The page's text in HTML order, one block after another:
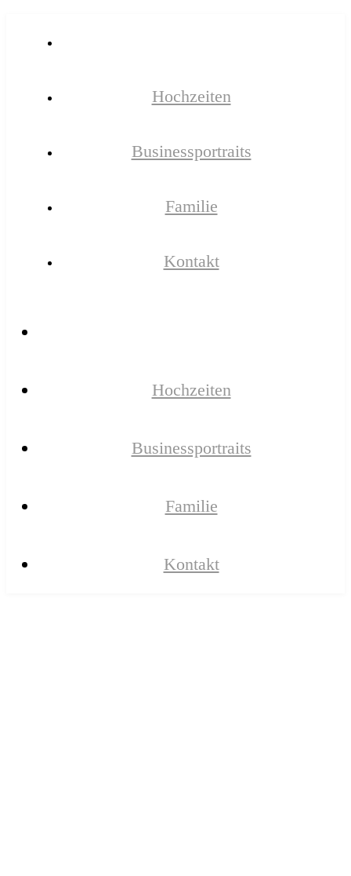
Hochzeiten
Businessportraits
Familie
Kontakt
Hochzeiten
Businessportraits
Familie
Kontakt